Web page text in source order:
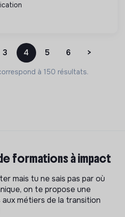
3 4 5 6 >
à 150 résultats.
formations à impact
mais tu ne sais pas par où
on te propose une
métiers de la transition